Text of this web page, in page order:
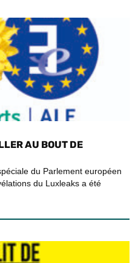
AU BOUT DE
du Parlement européen
du Luxleaks a été